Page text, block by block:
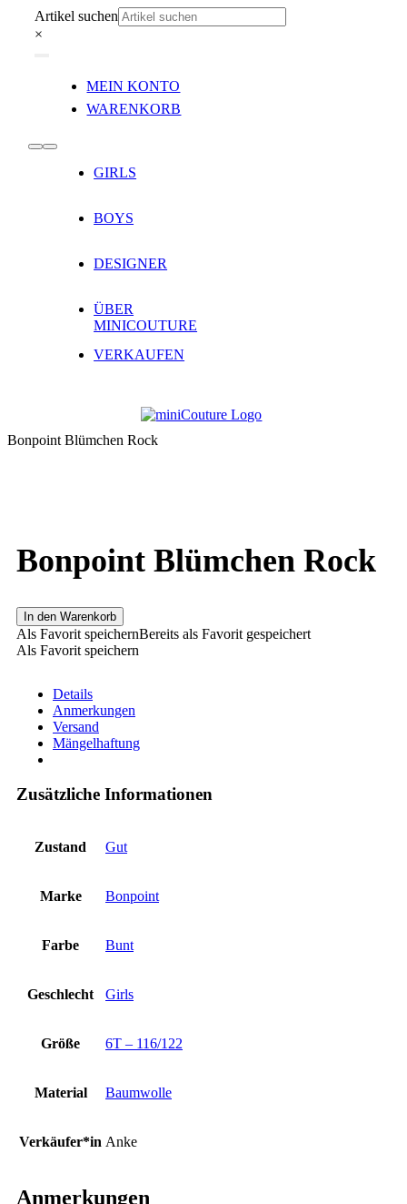
Inhalt
Artikel suchen
×
Navigation
MEIN KONTO
WARENKORB
Toggle
Navigation
GIRLS
BOYS
DESIGNER
ÜBER
MINICOUTURE
VERKAUFEN
Bonpoint Blümchen Rock
Bonpoint Blümchen Rock
In den Warenkorb
Als Favorit speichernBereits als Favorit gespeichert
Als Favorit speichern
Details
Anmerkungen
Versand
Mängelhaftung
Zusätzliche Informationen
Zustand Gut
Marke Bonpoint
Farbe Bunt
Geschlecht Girls
Größe 6T – 116/122
Material Baumwolle
Verkäufer*in Anke
Anmerkungen